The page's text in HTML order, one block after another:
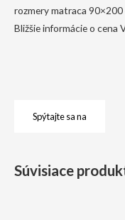
rozmery matraca
Bližšie informácie o cena
Spýtajte sa na
Súvisiace